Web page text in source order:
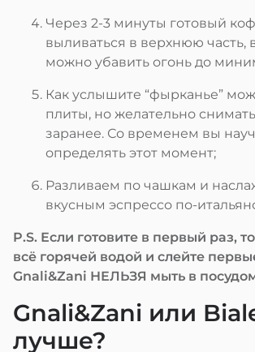
Через 2-3 минуты готовый
выливаться в верхнюю часть,
можно убавить огонь до
Как услышите “фырканье”
плиты, но желательно снимать
заранее. Со временем вы
определять этот момент;
Разливаем по чашкам и
вкусным эспрессо по-
P.S. Если готовите в первый раз,
всё горячей водой и слейте
Gnali&Zani НЕЛЬЗЯ мыть в
Gnali&Zani или
лучше?